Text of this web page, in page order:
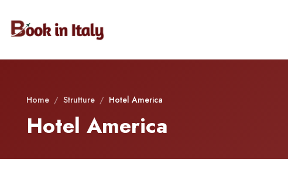
Home / Strutture / Hotel America
Hotel America